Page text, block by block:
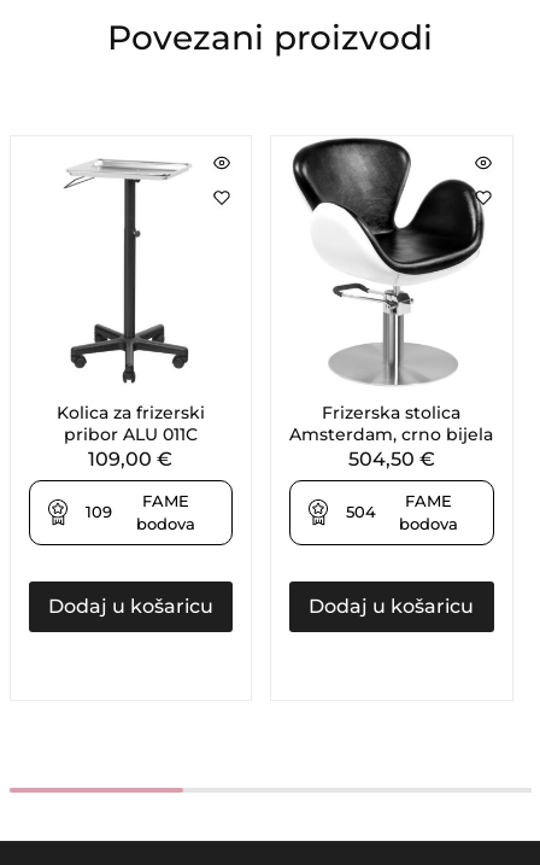
Povezani proizvodi
Kolica za frizerski
pribor ALU 011C
109,00€
109
FAME
bodova
Dodaj u košaricu
Frizerska stolica
Amsterdam, crno bijela
504,50 €
504
FAME
bodova
Dodaj u košaricu